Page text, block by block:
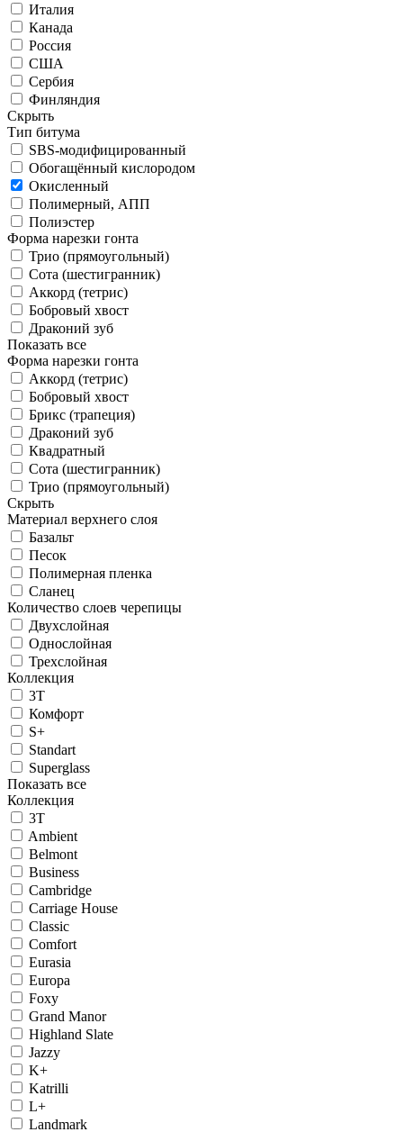
Италия
Канада
Россия
США
Сербия
Финляндия
Скрыть
Тип битума
SBS-модифицированный
Обогащённый кислородом
Окисленный
Полимерный, АПП
Полиэстер
Форма нарезки гонта
Трио (прямоугольный)
Сота (шестигранник)
Аккорд (тетрис)
Бобровый хвост
Драконий зуб
Показать все
Форма нарезки гонта
Аккорд (тетрис)
Бобровый хвост
Брикс (трапеция)
Драконий зуб
Квадратный
Сота (шестигранник)
Трио (прямоугольный)
Скрыть
Материал верхнего слоя
Базальт
Песок
Полимерная пленка
Сланец
Количество слоев черепицы
Двухслойная
Однослойная
Трехслойная
Коллекция
3T
Комфорт
S+
Standart
Superglass
Показать все
Коллекция
3T
Ambient
Belmont
Business
Cambridge
Carriage House
Classic
Comfort
Eurasia
Europa
Foxy
Grand Manor
Highland Slate
Jazzy
K+
Katrilli
L+
Landmark